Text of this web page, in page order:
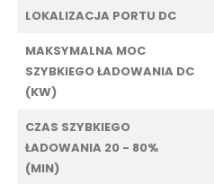
LOKALIZACJA PORTU DC
MAKSYMALNA MOC
SZYBKIEGO ŁADOWANIA DC
(KW)
CZAS SZYBKIEGO
ŁADOWANIA 20 - 80%
(MIN)